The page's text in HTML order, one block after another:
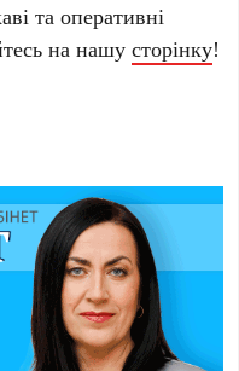
та оперативні
на нашусторінку!